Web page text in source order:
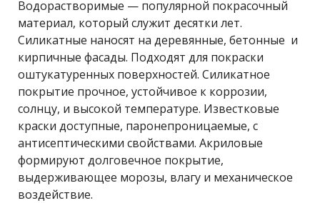
Водорастворимые — популярной покрасочный
материал, который служит десятки лет.
Силикатные наносят на деревянные, бетонные и
кирпичные фасады. Подходят для покраски
оштукатуренных поверхностей. Силикатное
покрытие прочное, устойчивое к коррозии,
солнцу, и высокой температуре. Известковые
краски доступные, паронепроницаемые, с
антисептическими свойствами. Акриловые
формируют долговечное покрытие,
выдерживающее морозы, влагу и механическое
воздействие.